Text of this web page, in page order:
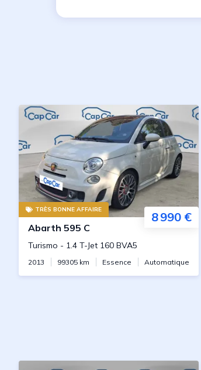
TRÈS BONNE AFFAIRE
8 990 €
Abarth 595 C
Turismo - 1.4 T-Jet 160 BVA5
2013 99305 km Essence Automatique